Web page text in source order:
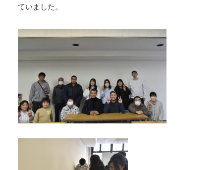
ていました。